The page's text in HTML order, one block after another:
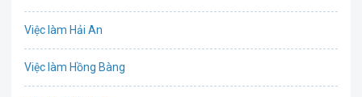
Việc làm Hải An
Việc làm Hồng Bàng